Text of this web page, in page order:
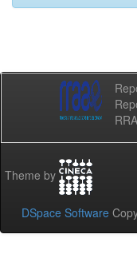
Theme by
DSpace Software